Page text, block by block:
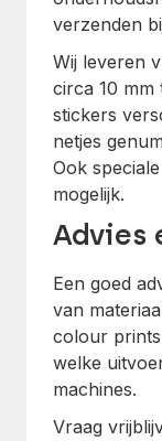
verzenden
Wij leveren
circa 10 mm
stickers
netjes
Ook
mogelijk.
Advies
Een goed
van
colour
welke
machines.
Vraag